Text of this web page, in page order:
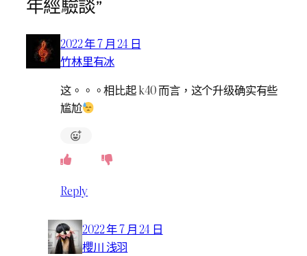
年經驗談”
2022 年 7 月 24 日
竹林里有冰
这。。。相比起 k40 而言，这个升级确实有些
尴尬
Reply
2022 年 7 月 24 日
櫻川 浅羽